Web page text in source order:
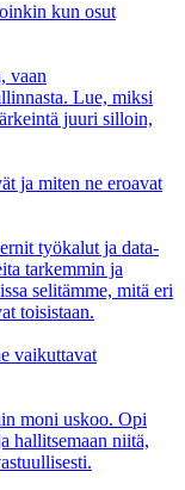
kun osut
vaan
Lue, miksi
juuri silloin,
ja miten ne eroavat
työkalut ja data-
tarkemmin ja
selitämme, mitä eri
toisistaan.
vaikuttavat
moni uskoo. Opi
hallitsemaan niitä,